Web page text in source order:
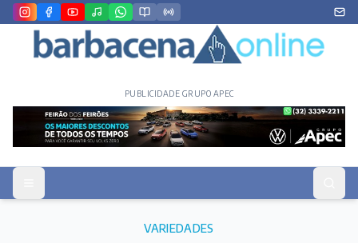
PUBLICIDADE GRUPO APEC
VARIEDADES